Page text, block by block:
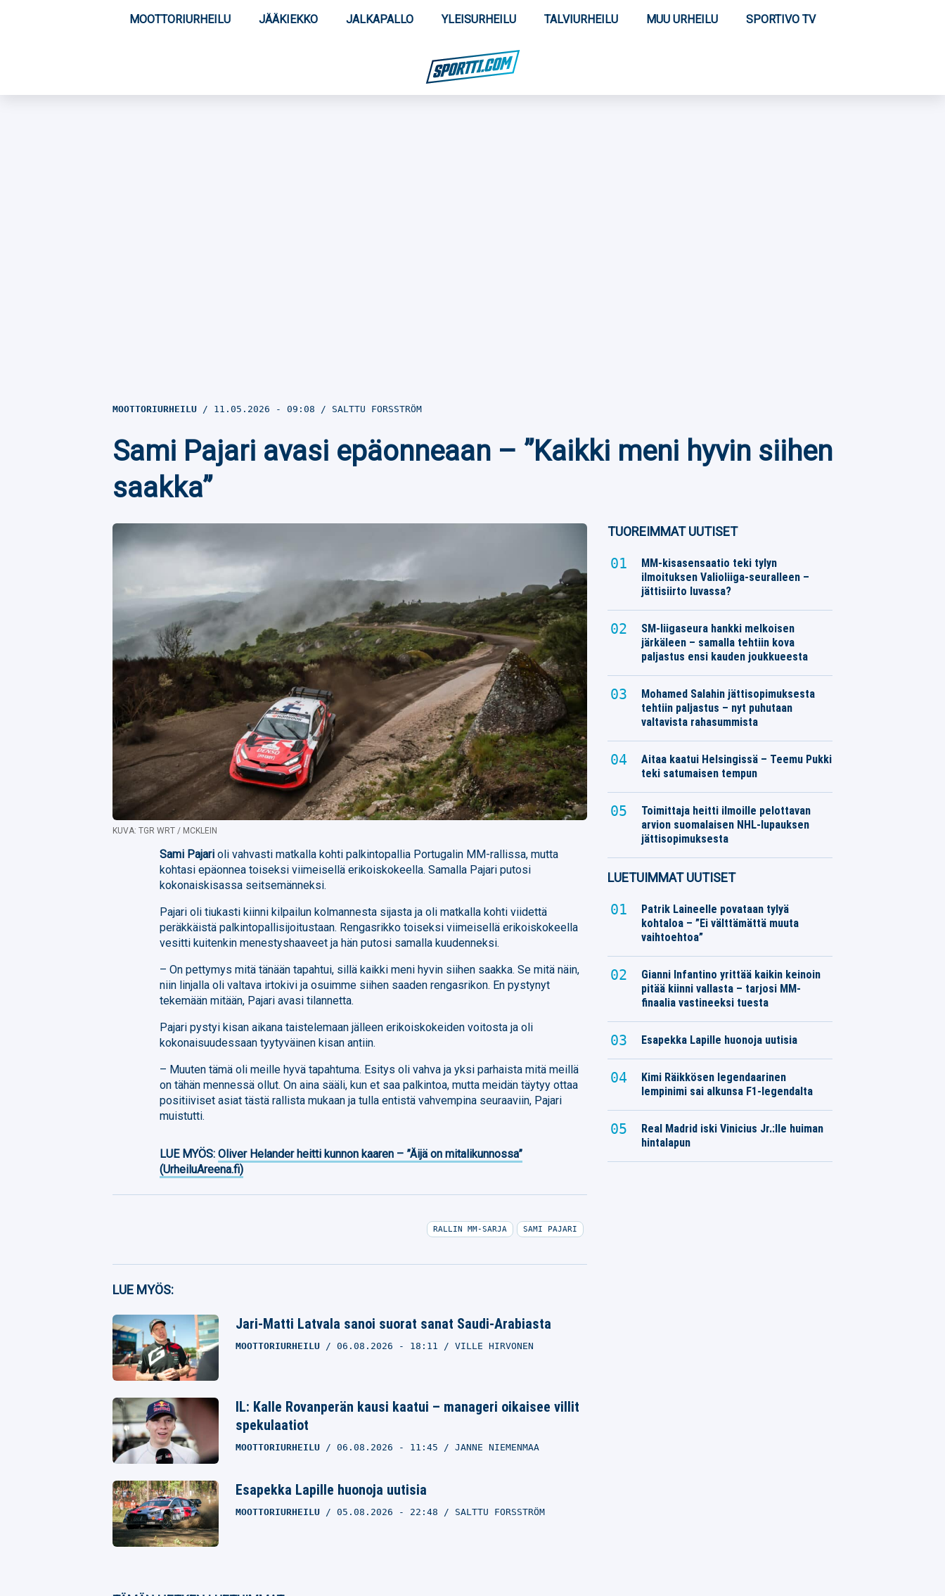
MOOTTORIURHEILU JÄÄKIEKKO JALKAPALLO YLEISURHEILU TALVIURHEILU MUU URHEILU SPORTIVO TV
MOOTTORIURHEILU 11.05.2026 - 09:08 SALTTU FORSSTRÖM
Sami Pajari avasi epäonneaan – ”Kaikki meni hyvin siihen
saakka”
KUVA: TGR WRT / MCKLEIN
Sami Pajari oli vahvasti matkalla kohti palkintopallia Portugalin MM-rallissa, mutta
kohtasi epäonnea toiseksi viimeisellä erikoiskokeella. Samalla Pajari putosi
kokonaiskisassa seitsemänneksi.
Pajari oli tiukasti kiinni kilpailun kolmannesta sijasta ja oli matkalla kohti viidettä
peräkkäistä palkintopallisijoitustaan. Rengasrikko toiseksi viimeisellä erikoiskokeella
vesitti kuitenkin menestyshaaveet ja hän putosi samalla kuudenneksi.
– On pettymys mitä tänään tapahtui, sillä kaikki meni hyvin siihen saakka. Se mitä näin,
niin linjalla oli valtava irtokivi ja osuimme siihen saaden rengasrikon. En pystynyt
tekemään mitään, Pajari avasi tilannetta.
Pajari pystyi kisan aikana taistelemaan jälleen erikoiskokeiden voitosta ja oli
kokonaisuudessaan tyytyväinen kisan antiin.
– Muuten tämä oli meille hyvä tapahtuma. Esitys oli vahva ja yksi parhaista mitä meillä
on tähän mennessä ollut. On aina sääli, kun et saa palkintoa, mutta meidän täytyy ottaa
positiiviset asiat tästä rallista mukaan ja tulla entistä vahvempina seuraaviin, Pajari
muistutti.
LUE MYÖS:Oliver Helander heitti kunnon kaaren – ”Äijä on mitalikunnossa”
(UrheiluAreena.fi)
Facebook
Twitter
Whatsapp
RALLIN MM-SARJA SAMI PAJARI
LUE MYÖS:
Jari-Matti Latvala sanoi suorat sanat Saudi-Arabiasta
MOOTTORIURHEILU 06.08.2026 - 18:11 VILLE HIRVONEN
IL: Kalle Rovanperän kausi kaatui – manageri oikaisee villit
spekulaatiot
MOOTTORIURHEILU 06.08.2026 - 11:45 JANNE NIEMENMAA
Esapekka Lapille huonoja uutisia
MOOTTORIURHEILU 05.08.2026 - 22:48 SALTTU FORSSTRÖM
TUOREIMMAT UUTISET
MM-kisasensaatio teki tylyn
ilmoituksen Valioliiga-seuralleen –
jättisiirto luvassa?
SM-liigaseura hankki melkoisen
järkäleen – samalla tehtiin kova
paljastus ensi kauden joukkueesta
Mohamed Salahin jättisopimuksesta
tehtiin paljastus – nyt puhutaan
valtavista rahasummista
Aitaa kaatui Helsingissä – Teemu Pukki
teki satumaisen tempun
Toimittaja heitti ilmoille pelottavan
arvion suomalaisen NHL-lupauksen
jättisopimuksesta
LUETUIMMAT UUTISET
Patrik Laineelle povataan tylyä
kohtaloa – ”Ei välttämättä muuta
vaihtoehtoa”
Gianni Infantino yrittää kaikin keinoin
pitää kiinni vallasta – tarjosi MM-
finaalia vastineeksi tuesta
Esapekka Lapille huonoja uutisia
Kimi Räikkösen legendaarinen
lempinimi sai alkunsa F1-legendalta
Real Madrid iski Vinicius Jr.:lle huiman
hintalapun